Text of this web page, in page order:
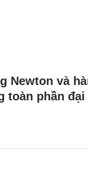
Newton và
toàn phần